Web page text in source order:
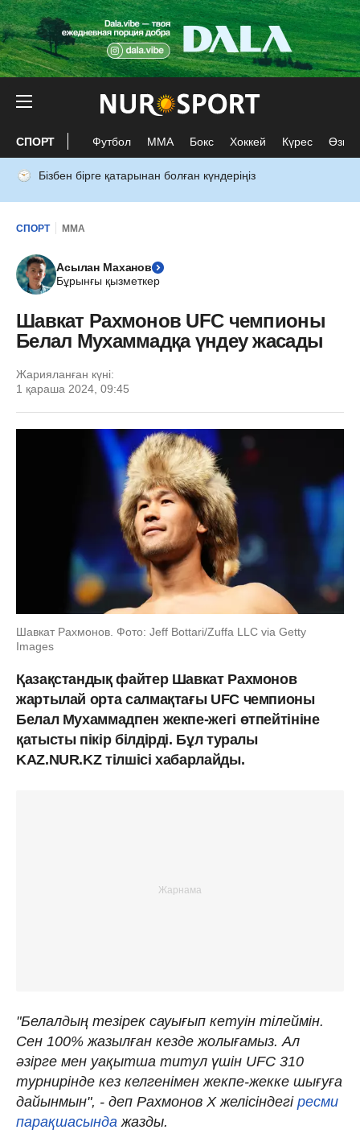
СПОРТ Футбол ММА Бокс Хоккей Күрес Өзге
Бізбен бірге қатарынан болған күндеріңіз
СПОРТ ММА
Асылан Маханов
Бұрынғы қызметкер
Шавкат Рахмонов UFC чемпионы
Белал Мухаммадқа үндеу жасады
Жарияланған күні:
1 қараша 2024, 09:45
Шавкат Рахмонов. Фото: Jeff Bottari/Zuffa LLC via Getty
Images
Қазақстандық файтер Шавкат Рахмонов
жартылай орта салмақтағы UFC чемпионы
Белал Мухаммадпен жекпе-жегі өтпейтініне
қатысты пікір білдірді. Бұл туралы
KAZ.NUR.KZ тілшісі хабарлайды.
"Белалдың тезірек сауығып кетуін тілеймін.
Сен 100% жазылған кезде жолығамыз. Ал
әзірге мен уақытша титул үшін UFC 310
турнирінде кез келгенімен жекпе-жекке шығуға
дайынмын", - деп Рахмонов X желісіндегі ресми
парақшасында жазды.